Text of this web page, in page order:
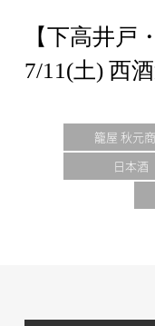
【下高井戸
7/11(土) 西
籠屋 秋元
日本酒